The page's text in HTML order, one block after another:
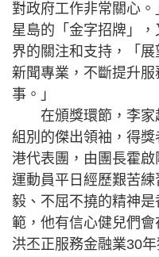
對政府工作非常關心
星島的「金字招牌」
界的關注和支持，「
新聞專業，不斷提升
事。」
在頒獎環節，李家
組別的傑出領袖，得
港代表團，由團長霍啟
運動員平日經歷艱苦
毅、不屈不撓的精神
範，他有信心健兒們會
洪丕正服務金融業30